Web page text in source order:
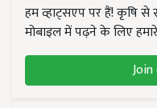
हम व्हाट्सएप पर हैं! कृषि
मोबाइल में पढ़ने के लिए